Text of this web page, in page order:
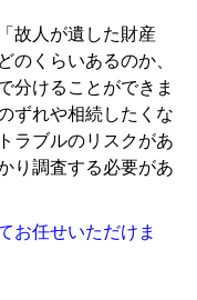
故人が遺した財産
のくらいあるのか、
分けることができま
ずれや相続したくな
ラブルのリスクがあ
り調査する必要があ
お任せいただけま